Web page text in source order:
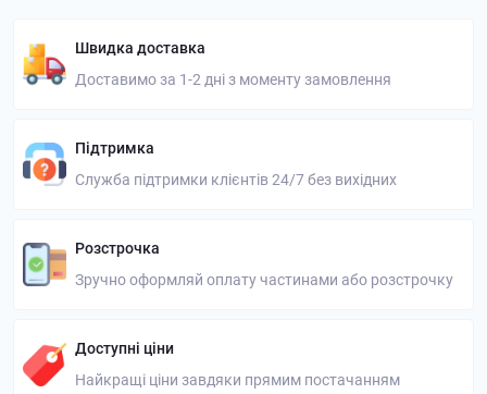
Швидка доставка
Доставимо за 1-2 дні з моменту замовлення
Підтримка
Служба підтримки клієнтів 24/7 без вихідних
Розстрочка
Зручно оформляй оплату частинами або розстрочку
Доступні ціни
Найкращі ціни завдяки прямим постачанням